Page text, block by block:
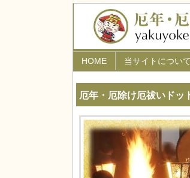
厄年・厄除け厄祓いドッ
HOME 当サイトについて